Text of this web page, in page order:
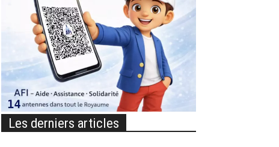
Les derniers articles